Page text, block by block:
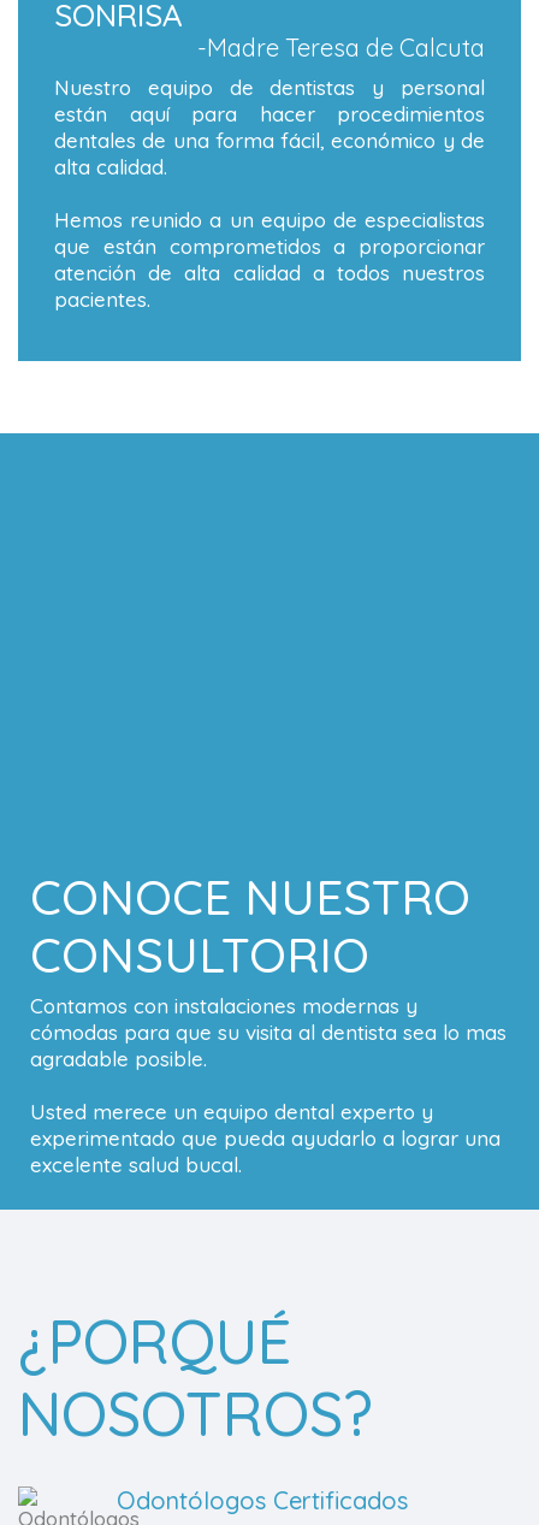
SONRISA
-Madre Teresa de Calcuta
Nuestro equipo de dentistas y personal
están aquí para hacer procedimientos
dentales de una forma fácil, económico y de
alta calidad.
Hemos reunido a un equipo de especialistas
que están comprometidos a proporcionar
atención de alta calidad a todos nuestros
pacientes.
CONOCE NUESTRO
CONSULTORIO
Contamos con instalaciones modernas y
cómodas para que su visita al dentista sea lo mas
agradable posible.
Usted merece un equipo dental experto y
experimentado que pueda ayudarlo a lograr una
excelente salud bucal.
¿PORQUÉ
NOSOTROS?
Odontólogos Certificados